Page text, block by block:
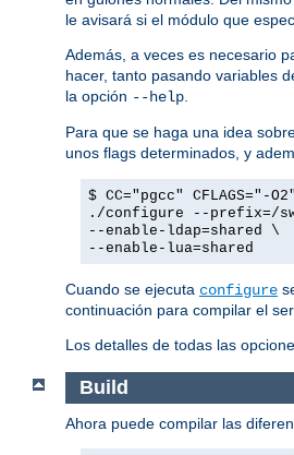
le avisará si el módulo que
Además, a veces es necesario
hacer, tanto pasando variables
la opción --help.
Para que se haga una idea
unos flags determinados, y
$ CC="pgcc" CFLAGS="-
./configure --prefix=/
--enable-ldap=shared \
--enable-lua=shared
Cuando se ejecuta configure
continuación para compilar el
Los detalles de todas las
Build
Ahora puede compilar las